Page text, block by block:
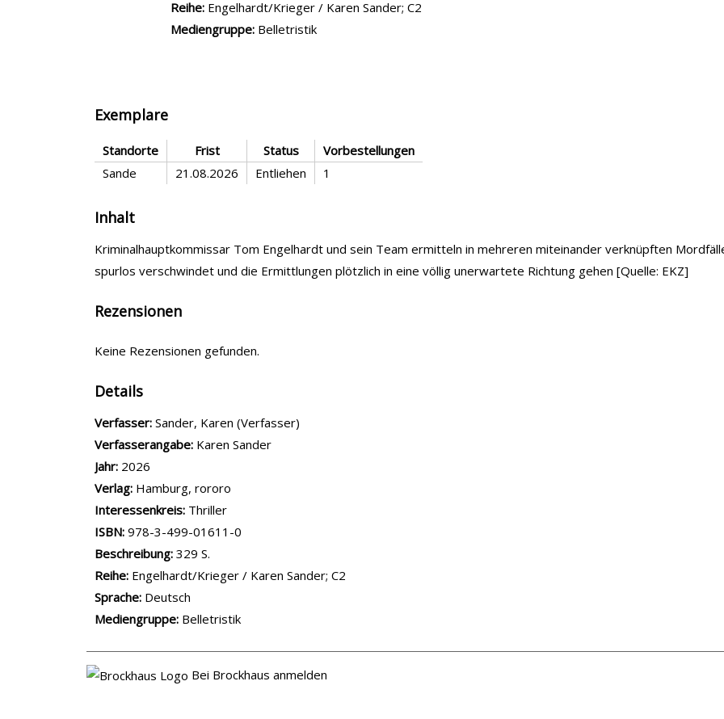
Reihe: Engelhardt/Krieger / Karen Sander; C2
Mediengruppe: Belletristik
Exemplare
Standorte Frist Status
Vorbestellungen
Sande
21.08.2026 Entliehen 1
Inhalt
Kriminalhauptkommissar Tom Engelhardt und sein Team ermitteln in mehreren miteinander verknüpften
spurlos verschwindet und die Ermittlungen plötzlich in eine völlig unerwartete Richtung gehen [Quelle: EKZ]
Rezensionen
Keine Rezensionen gefunden.
Details
Verfasser: Suche nach diesem Verfasser
Sander, Karen (Verfasser)
Verfasserangabe: Karen Sander
Jahr: 2026
Verlag: Hamburg, rororo
opens in new tab
Diesen Link in neuem Tab öffnen
Suche nach dieser Systematik
Interessenkreis: Suche nach diesem Interessenskreis
Thriller
ISBN: 978-3-499-01611-0
Beschreibung: 329 S.
Reihe: Engelhardt/Krieger / Karen Sander; C2
Suche nach dieser Beteiligten Person
Sprache: Deutsch
Mediengruppe: Belletristik
Bei Brockhaus anmelden